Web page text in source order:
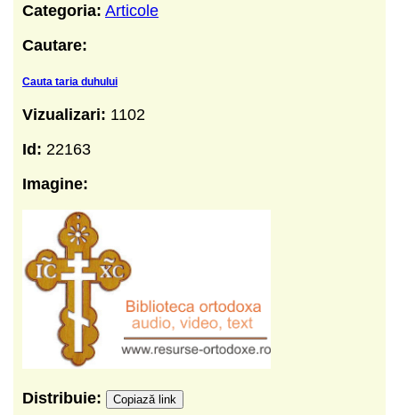
Categoria: Articole
Cautare:
Cauta taria duhului
Vizualizari: 1102
Id: 22163
Imagine:
Distribuie: Copiază link